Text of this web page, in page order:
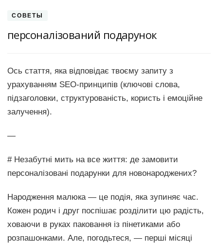
СОВЕТЫ
персоналізований подарунок
Ось стаття, яка відповідає твоєму запиту з
урахуванням SEO-принципів (ключові слова,
підзаголовки, структурованість, користь і емоційне
залучення).
—
# Незабутні мить на все життя: де замовити
персоналізовані подарунки для новонароджених?
Народження малюка — це подія, яка зупиняє час.
Кожен родич і друг поспішає розділити цю радість,
ховаючи в руках паковання із пінетиками або
розпашонками. Але, погодьтеся, — перші місяці